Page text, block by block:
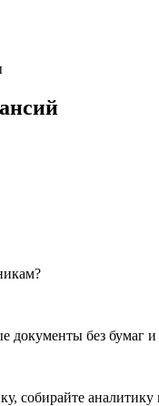
документы без бумаг
собирайте аналитику